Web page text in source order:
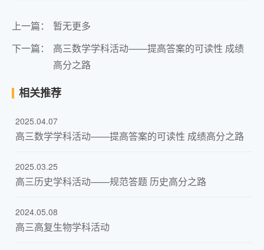
上一篇：
暂无更多
下一篇：
高三数学学科活动——提高答案的可读性 成绩
高分之路
相关推荐
2025.04.07
高三数学学科活动——提高答案的可读性 成绩高分之路
2025.03.25
高三历史学科活动——规范答题 历史高分之路
2024.05.08
高三高复生物学科活动